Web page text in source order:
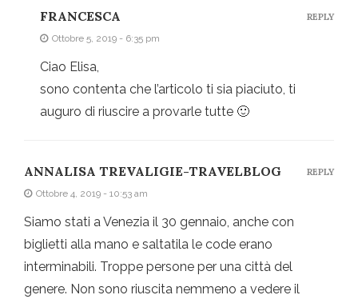
FRANCESCA
Ottobre 5, 2019 - 6:35 pm
Ciao Elisa,
sono contenta che l’articolo ti sia piaciuto, ti
auguro di riuscire a provarle tutte 🙂
REPLY
ANNALISA TREVALIGIE-TRAVELBLOG
Ottobre 4, 2019 - 10:53 am
Siamo stati a Venezia il 30 gennaio, anche con
biglietti alla mano e saltatila le code erano
interminabili. Troppe persone per una città del
genere. Non sono riuscita nemmeno a vedere il
REPLY